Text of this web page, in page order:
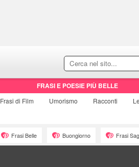
FRASI E POESIE PIÙ BELLE
Frasi di Film Umorismo Racconti
Frasi Belle Buongiorno Frasi